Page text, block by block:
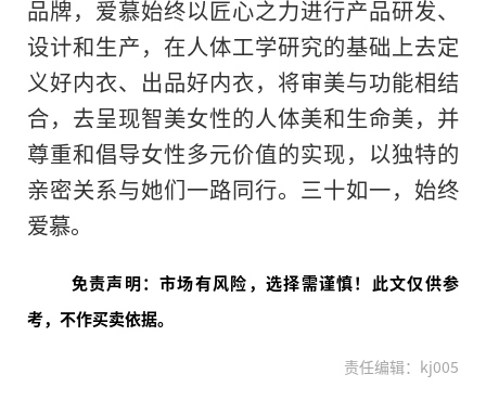
品牌，爱慕始终以匠心之力进行产品研发、
设计和生产，在人体工学研究的基础上去定
义好内衣、出品好内衣，将审美与功能相结
合，去呈现智美女性的人体美和生命美，并
尊重和倡导女性多元价值的实现，以独特的
亲密关系与她们一路同行。三十如一，始终
爱慕。
免责声明：市场有风险，选择需谨慎！此文仅供参
考，不作买卖依据。
责任编辑：kj005